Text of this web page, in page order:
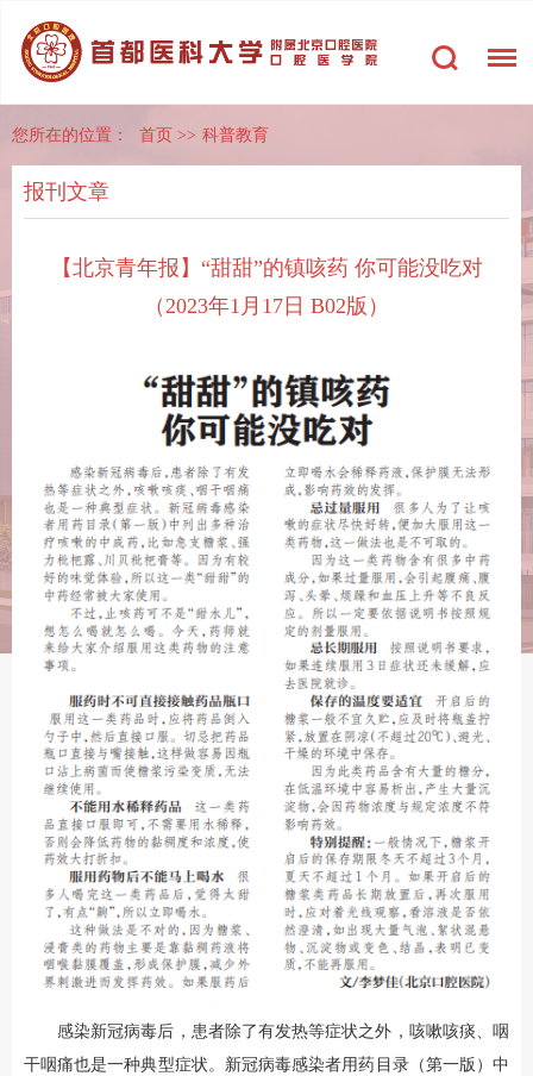
您所在的位置： 首页 >> 科普教育
报刊文章
【北京青年报】“甜甜”的镇咳药 你可能没吃对
（2023年1月17日 B02版）
感染新冠病毒后，患者除了有发热等症状之外，咳嗽咳痰、咽
干咽痛也是一种典型症状。新冠病毒感染者用药目录（第一版）中